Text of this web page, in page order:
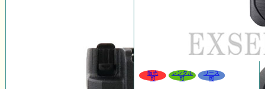
販売
可
レンタル
可
リース
可